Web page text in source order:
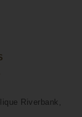
Riverbank,